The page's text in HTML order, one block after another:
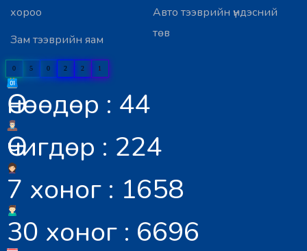
хороо
Зам тээврийн яам
Авто тээврийн үндэсний
төв
0 5 0 2 2 1
Өнөөдөр : 44
Өчигдөр : 224
7 хоног : 1658
30 хоног : 6696